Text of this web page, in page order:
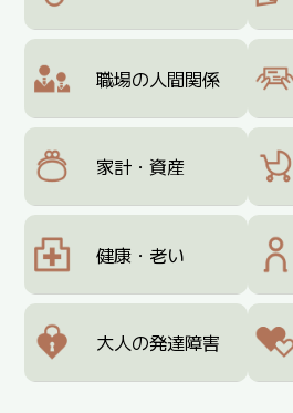
職場の人間関係
家計・資産
健康・老い
大人の発達障害